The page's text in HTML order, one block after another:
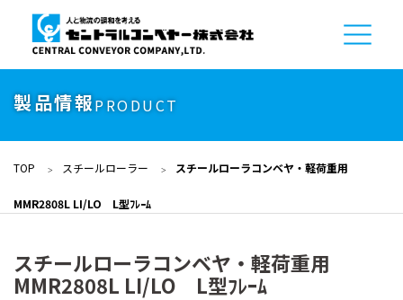
製品情報PRODUCT
TOP スチールローラー スチールローラコンベヤ・軽荷重用
MMR2808L LI/LO L型ﾌﾚｰﾑ
スチールローラコンベヤ・軽荷重用
MMR2808L LI/LO L型ﾌﾚｰﾑ